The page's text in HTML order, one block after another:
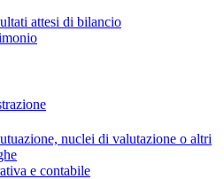
attesi di bilancio
nuclei di valutazione o altri
e contabile